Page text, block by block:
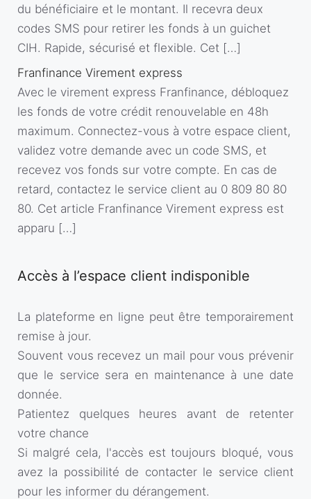
du bénéficiaire et le montant. Il recevra deux
codes SMS pour retirer les fonds à un guichet
CIH. Rapide, sécurisé et flexible. Cet […]
Franfinance Virement express
Avec le virement express Franfinance, débloquez
les fonds de votre crédit renouvelable en 48h
maximum. Connectez-vous à votre espace client,
validez votre demande avec un code SMS, et
recevez vos fonds sur votre compte. En cas de
retard, contactez le service client au 0 809 80 80
80. Cet article Franfinance Virement express est
apparu […]
Accès à l’espace client indisponible
La plateforme en ligne peut être temporairement
remise à jour.
Souvent vous recevez un mail pour vous prévenir
que le service sera en maintenance à une date
donnée.
Patientez quelques heures avant de retenter
votre chance
Si malgré cela, l'accès est toujours bloqué, vous
avez la possibilité de contacter le service client
pour les informer du dérangement.